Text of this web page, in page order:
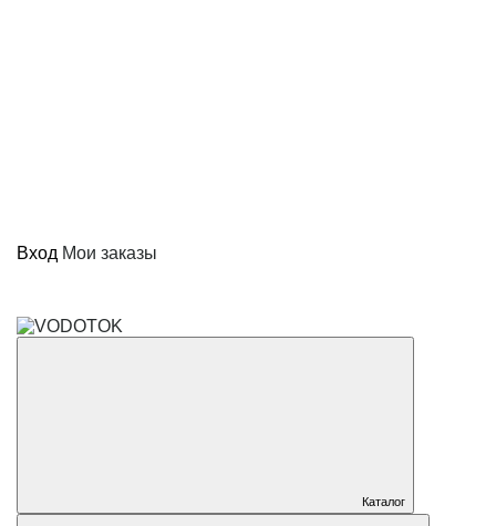
Вход Мои заказы
Каталог